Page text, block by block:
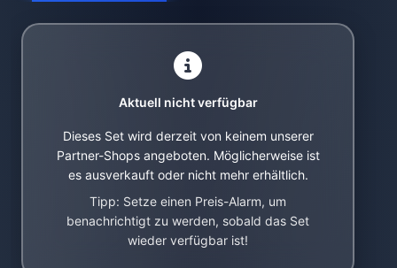
Aktuell nicht verfügbar
Dieses Set wird derzeit von keinem unserer
Partner-Shops angeboten. Möglicherweise ist
es ausverkauft oder nicht mehr erhältlich.
Tipp: Setze einen Preis-Alarm, um
benachrichtigt zu werden, sobald das Set
wieder verfügbar ist!